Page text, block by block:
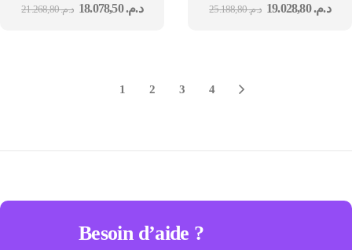
14650HX 16GO 1TO SSD GC GN22-
د.م.21.268,80 د.م.18.078,50
14650HX 16GO 1TO SSD GC
د.م.25.188,80 د.م.19.028,80
1 2 3 4
Besoin d’aide ?